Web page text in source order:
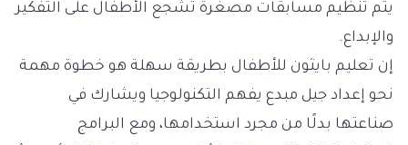
يتم تنظيم مسابقات مصغرة تشجع الأطفال على التفكير
والإبداع.
إن تعليم بايثون للأطفال بطريقة سهلة هو خطوة مهمة
نحو إعداد جيل مبدع يفهم التكنولوجيا ويشارك في
صناعتها بدلًا من مجرد استخدامها، ومع البرامج